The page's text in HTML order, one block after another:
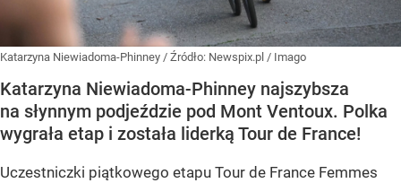
Katarzyna Niewiadoma-Phinney / Źródło: Newspix.pl / Imago
Katarzyna Niewiadoma-Phinney najszybsza
na słynnym podjeździe pod Mont Ventoux. Polka
wygrała etap i została liderką Tour de France!
Uczestniczki piątkowego etapu Tour de France Femmes